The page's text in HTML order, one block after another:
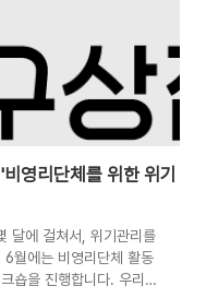
영리단체를 위한 위기
달에 걸쳐서, 위기관리를
월에는 비영리단체 활동
숍을 진행합니다. 우리